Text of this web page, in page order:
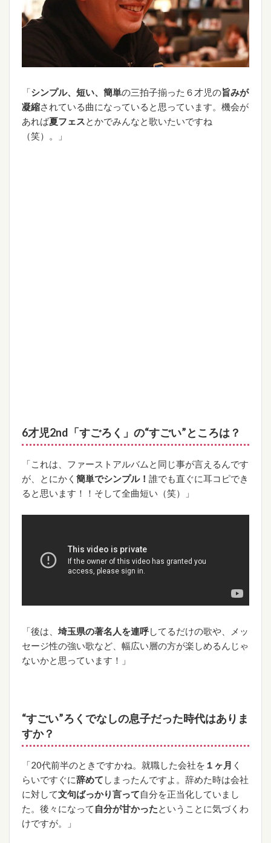
「シンプル、短い、簡単の三拍子揃った６才児の旨みが
凝縮されている曲になっていると思っています。機会が
あれば夏フェス とかでみんなと歌いたいですね
（笑）。」
6才児2nd「すごろく」の“すごい”ところは？
「これは、ファーストアルバムと同じ事が言えるんです
が、とにかく 簡単でシンプル！ 誰でも直ぐに耳コピでき
ると思います！！そして全曲短い（笑）」
「後は、 埼玉県の著名人を連呼してるだけの歌や、メッ
セージ性の強い歌など、幅広い層の方が楽しめるんじゃ
ないかと思っています！」
“すごい”ろくでなしの息子だった時代はありま
すか？
「20代前半のときですかね。就職した会社を １ヶ月 く
らいですぐに辞めて しまったんですよ。辞めた時は会社
に対して文句ばっかり言って自分を正当化していまし
た。後々になって 自分が甘かった ということに気づくわ
けですが。」